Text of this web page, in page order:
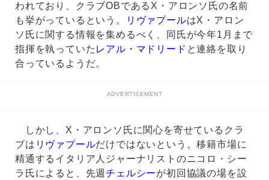
われており、クラブOBであるX・アロンソ氏の名前
も挙がっているという。
リヴァプールはX・アロン
ソ氏に関する情報を集めるべく、同氏が今年1月まで
指揮を執っていた レアル・マドリード と連絡を取り
合っているようだ。
ADVERTISEMENT
しかし、X・アロンソ氏に関心を寄せているクラ
ブは リヴァプールだけではないという。移籍市場に
精通するイタリア人ジャーナリストのニコロ・シー
ラ氏によると、先週チェルシーが初回協議の場を設